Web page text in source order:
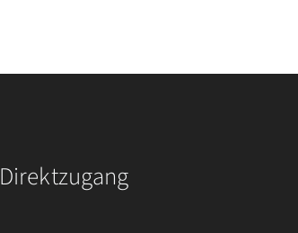
Direktzugang